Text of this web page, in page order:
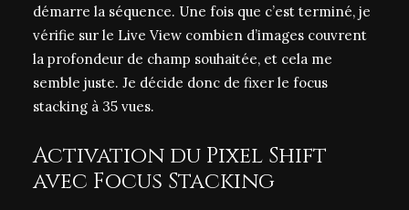
démarre la séquence. Une fois que c’est terminé, je
vérifie sur le Live View combien d’images couvrent
la profondeur de champ souhaitée, et cela me
semble juste. Je décide donc de fixer le focus
stacking à 35 vues.
Activation du Pixel Shift
avec Focus Stacking